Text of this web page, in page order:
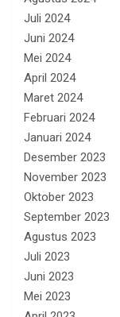
Juli 2024
Juni 2024
Mei 2024
April 2024
Maret 2024
Februari 2024
Januari 2024
Desember 2023
November 2023
Oktober 2023
September 2023
Agustus 2023
Juli 2023
Juni 2023
Mei 2023